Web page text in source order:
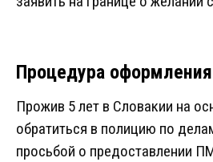
Процедура
Прожив 5 лет в Словакии на
обратиться в полицию по
просьбой о предоставлении